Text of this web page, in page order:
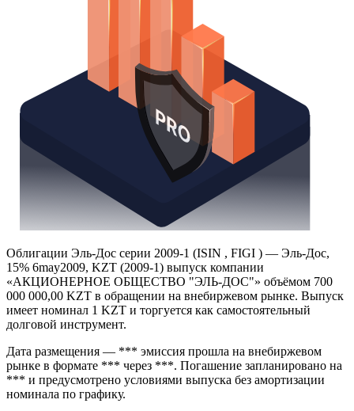
Облигации Эль-Дос серии 2009-1 (ISIN , FIGI ) — Эль-Дос,
15% 6may2009, KZT (2009-1) выпуск компании
000 000,00 KZT в обращении на внебиржевом рынке. Выпуск
имеет номинал 1 KZT и торгуется как самостоятельный
долговой инструмент.